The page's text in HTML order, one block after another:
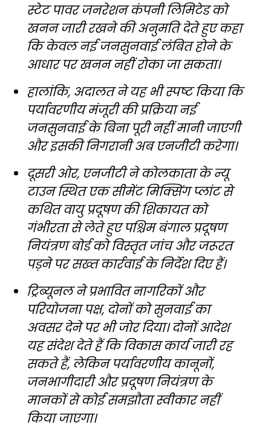
स्टेट पावर जनरेशन कंपनी लिमिटेड को
खनन जारी रखने की अनुमति देते हुए कहा
कि केवल नई जनसुनवाई लंबित होने के
आधार पर खनन नहीं रोका जा सकता।
हालांकि, अदालत ने यह भी स्पष्ट किया कि
पर्यावरणीय मंजूरी की प्रक्रिया नई
जनसुनवाई के बिना पूरी नहीं मानी जाएगी
और इसकी निगरानी अब एनजीटी करेगा।
दूसरी ओर, एनजीटी ने कोलकाता के न्यू
टाउन स्थित एक सीमेंट मिक्सिंग प्लांट से
कथित वायु प्रदूषण की शिकायत को
गंभीरता से लेते हुए पश्चिम बंगाल प्रदूषण
नियंत्रण बोर्ड को विस्तृत जांच और जरूरत
पड़ने पर सख्त कार्रवाई के निर्देश दिए हैं।
ट्रिब्यूनल ने प्रभावित नागरिकों और
परियोजना पक्ष, दोनों को सुनवाई का
अवसर देने पर भी जोर दिया। दोनों आदेश
यह संदेश देते हैं कि विकास कार्य जारी रह
सकते हैं, लेकिन पर्यावरणीय कानूनों,
जनभागीदारी और प्रदूषण नियंत्रण के
मानकों से कोई समझौता स्वीकार नहीं
किया जाएगा।